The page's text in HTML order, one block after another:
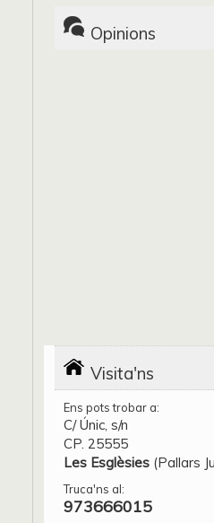
Opinions
Visita'ns
Ens pots trobar a:
C/ Únic, s/n
CP. 25555
Les Esglèsies (Pallars
Truca'ns al:
973666015